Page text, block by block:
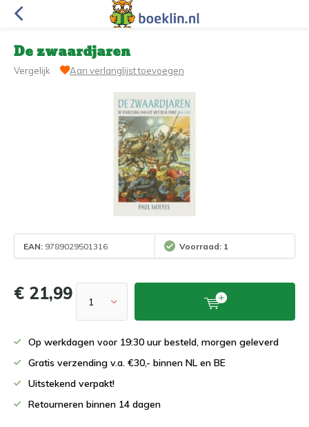
De zwaardjaren
Vergelijk Aan verlanglijst toevoegen
EAN: 9789029501316 Voorraad: 1
€ 21,99
Op werkdagen voor 19:30 uur besteld, morgen geleverd
Gratis verzending v.a. €30,- binnen NL en BE
Uitstekend verpakt!
Retourneren binnen 14 dagen